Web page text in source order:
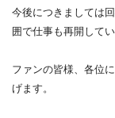
今後につきましては
囲で仕事も再開して
ファンの皆様、各位
げます。